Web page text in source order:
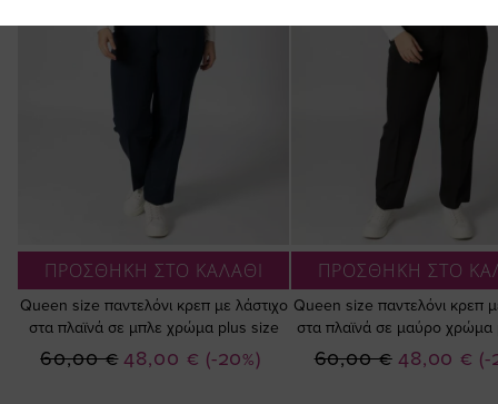
ΠΡΟΣΘΗΚΗ ΣΤΟ ΚΑΛΑΘΙ
Queen size παντελόνι κρεπ με λάστιχο
στα πλαϊνά σε μπλε χρώμα plus size
(-20%)
Ειδική
48,00 €
60,00 €
ΠΡΟΣΘΗΚΗ ΣΤΟ
Queen size παντελόνι κρεπ
στα πλαϊνά σε μαύρο χρώμα
(-
Ειδική
48,00 €
60,00 €